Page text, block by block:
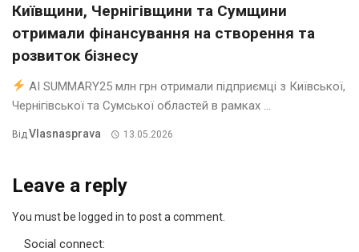
Київщини, Чернігівщини та Сумщини
отримали фінансування на створення та
розвиток бізнесу
AI SUMMARY25 млн грн отримали підприємці з Київської,
Чернігівської та Сумської областей в рамках ...
Від Vlasnasprava 13.05.2026
Leave a reply
You must be logged in to post a comment.
Social connect: